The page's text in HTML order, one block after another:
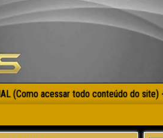
(Como acessar todo conteúdo do site)